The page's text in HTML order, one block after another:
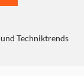
Techniktrends